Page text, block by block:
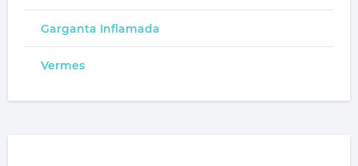
Garganta Inflamada
Vermes